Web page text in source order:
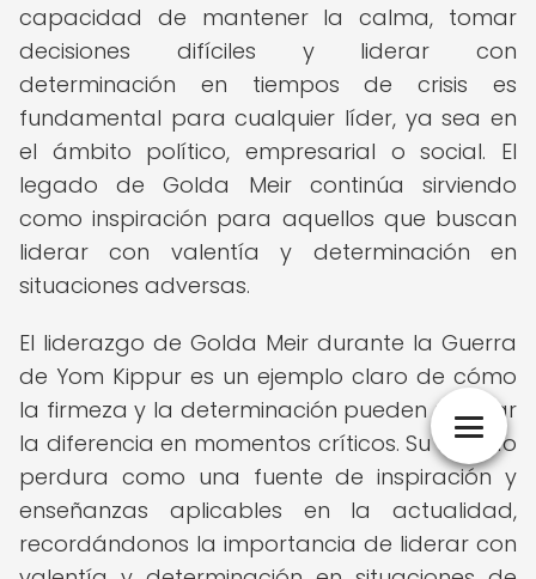
capacidad de mantener la calma, tomar
decisiones difíciles y liderar con
determinación en tiempos de crisis es
fundamental para cualquier líder, ya sea en
el ámbito político, empresarial o social. El
legado de Golda Meir continúa sirviendo
como inspiración para aquellos que buscan
liderar con valentía y determinación en
situaciones adversas.
El liderazgo de Golda Meir durante la Guerra
de Yom Kippur es un ejemplo claro de cómo
la firmeza y la determinación pueden marcar
la diferencia en momentos críticos. Su legado
perdura como una fuente de inspiración y
enseñanzas aplicables en la actualidad,
recordándonos la importancia de liderar con